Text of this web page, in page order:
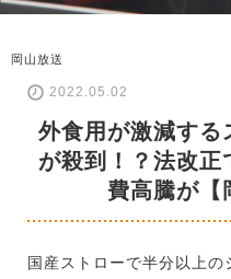
岡山放送
2022.05.02
外食用が激減する
が殺到！？法改
費高騰が【
国産ストローで半分以上